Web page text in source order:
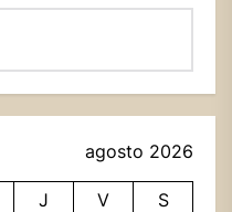
agosto 2026
J V
S